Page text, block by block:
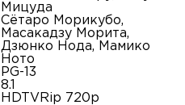
Мицуда
Сётаро Морикубо,
Масакадзу Морита,
Дзюнко Нода, Мамико
Ното
PG-13
8.1
HDTVRip 720p